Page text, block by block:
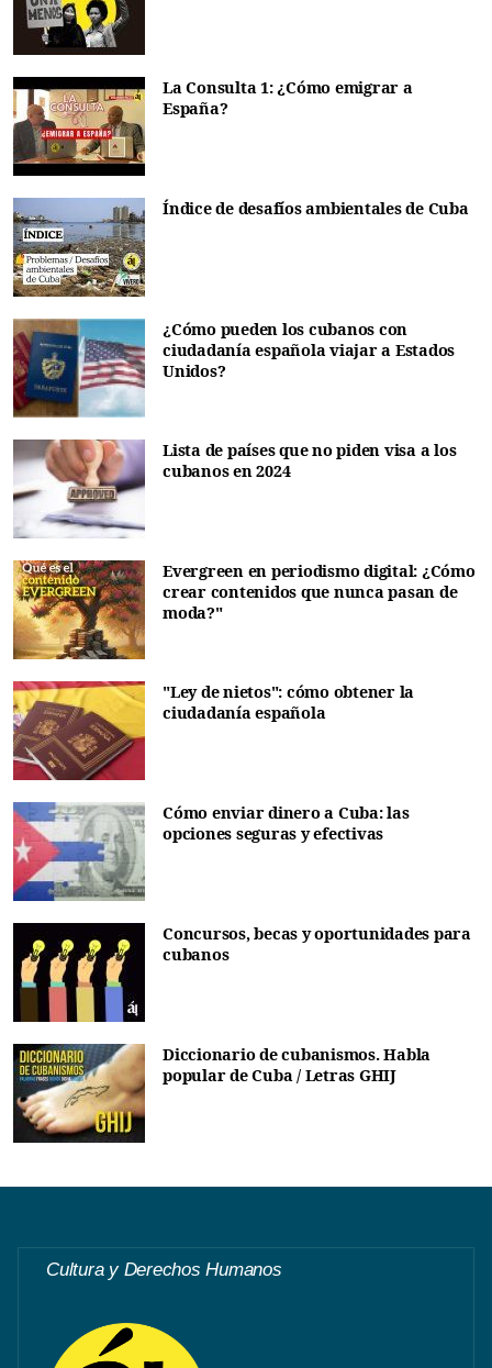
La Consulta 1: ¿Cómo emigrar a
España?
Índice de desafíos ambientales de Cuba
¿Cómo pueden los cubanos con
ciudadanía española viajar a Estados
Unidos?
Lista de países que no piden visa a los
cubanos en 2024
Evergreen en periodismo digital: ¿Cómo
crear contenidos que nunca pasan de
moda?"
"Ley de nietos": cómo obtener la
ciudadanía española
Cómo enviar dinero a Cuba: las
opciones seguras y efectivas
Concursos, becas y oportunidades para
cubanos
Diccionario de cubanismos. Habla
popular de Cuba / Letras GHIJ
Cultura y Derechos Humanos